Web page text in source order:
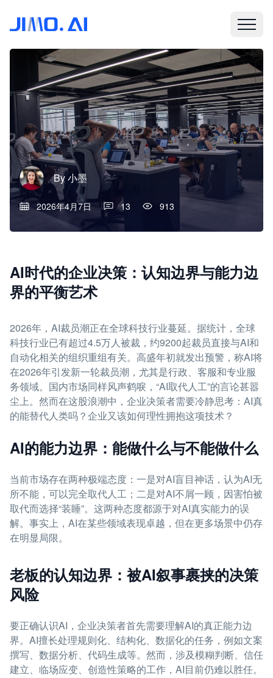
By小墨
2026年4月7日 13 913
AI时代的企业决策：认知边界与能力边
界的平衡艺术
2026年，AI裁员潮正在全球科技行业蔓延。据统计，全球
科技行业已有超过4.5万人被裁，约9200起裁员直接与AI和
自动化相关的组织重组有关。高盛年初就发出预警，称AI将
在2026年引发新一轮裁员潮，尤其是行政、客服和专业服
务领域。国内市场同样风声鹤唳，“AI取代人工”的言论甚嚣
尘上。然而在这股浪潮中，企业决策者需要冷静思考：AI真
的能替代人类吗？企业又该如何理性拥抱这项技术？
AI的能力边界：能做什么与不能做什么
当前市场存在两种极端态度：一是对AI盲目神话，认为AI无
所不能，可以完全取代人工；二是对AI不屑一顾，因害怕被
取代而选择“装睡”。这两种态度都源于对AI真实能力的误
解。事实上，AI在某些领域表现卓越，但在更多场景中仍存
在明显局限。
老板的认知边界：被AI叙事裹挟的决策
风险
要正确认识AI，企业决策者首先需要理解AI的真正能力边
界。AI擅长处理规则化、结构化、数据化的任务，例如文案
撰写、数据分析、代码生成等。然而，涉及模糊判断、信任
建立、临场应变、创造性策略的工作，AI目前仍难以胜任。